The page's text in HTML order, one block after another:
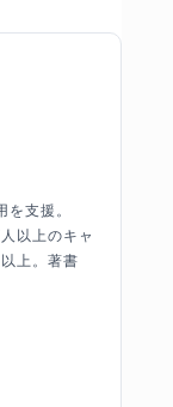
支援。
以上のキャ
上。著書